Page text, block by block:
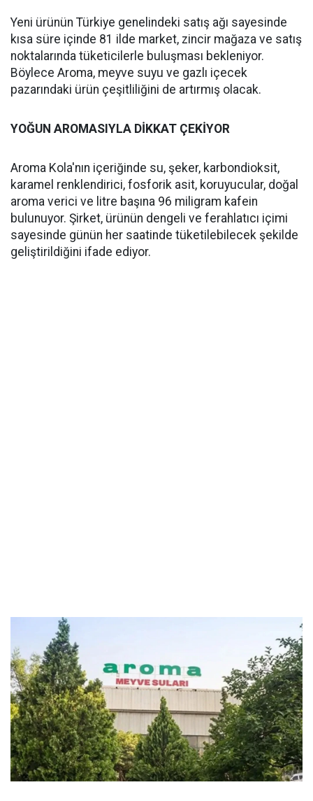
Yeni ürünün Türkiye genelindeki satış ağı sayesinde
kısa süre içinde 81 ilde market, zincir mağaza ve satış
noktalarında tüketicilerle buluşması bekleniyor.
Böylece Aroma, meyve suyu ve gazlı içecek
pazarındaki ürün çeşitliliğini de artırmış olacak.
YOĞUN AROMASIYLA DİKKAT ÇEKİYOR
Aroma Kola'nın içeriğinde su, şeker, karbondioksit,
karamel renklendirici, fosforik asit, koruyucular, doğal
aroma verici ve litre başına 96 miligram kafein
bulunuyor. Şirket, ürünün dengeli ve ferahlatıcı içimi
sayesinde günün her saatinde tüketilebilecek şekilde
geliştirildiğini ifade ediyor.